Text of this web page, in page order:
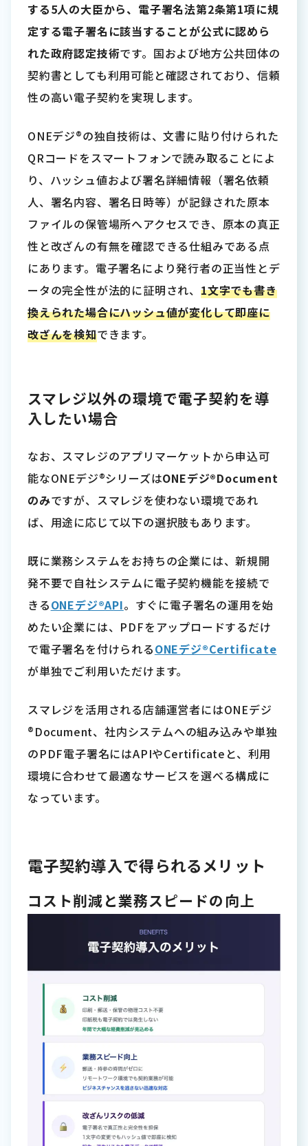
する5人の大臣から、電子署名法第2条第1項に規
定する電子署名に該当することが公式に認めら
れた政府認定技術です。国および地方公共団体の
契約書としても利用可能と確認されており、信頼
性の高い電子契約を実現します。
ONEデジ®の独自技術は、文書に貼り付けられた
QRコードをスマートフォンで読み取ることによ
り、ハッシュ値および署名詳細情報（署名依頼
人、署名内容、署名日時等）が記録された原本
ファイルの保管場所へアクセスでき、原本の真正
性と改ざんの有無を確認できる仕組みである点
にあります。電子署名により発行者の正当性とデ
ータの完全性が法的に証明され、1文字でも書き
換えられた場合にハッシュ値が変化して即座に
改ざんを検知できます。
スマレジ以外の環境で電子契約を導
入したい場合
なお、スマレジのアプリマーケットから申込可
能なONEデジ®シリーズはONEデジ®Document
のみですが、スマレジを使わない環境であれ
ば、用途に応じて以下の選択肢もあります。
既に業務システムをお持ちの企業には、新規開
発不要で自社システムに電子契約機能を接続で
きるONEデジ®API。すぐに電子署名の運用を始
めたい企業には、PDFをアップロードするだけ
で電子署名を付けられるONEデジ®Certificate
が単独でご利用いただけます。
スマレジを活用される店舗運営者にはONEデジ
®Document、社内システムへの組み込みや単独
のPDF電子署名にはAPIやCertificateと、利用
環境に合わせて最適なサービスを選べる構成に
なっています。
電子契約導入で得られるメリット
コスト削減と業務スピードの向上